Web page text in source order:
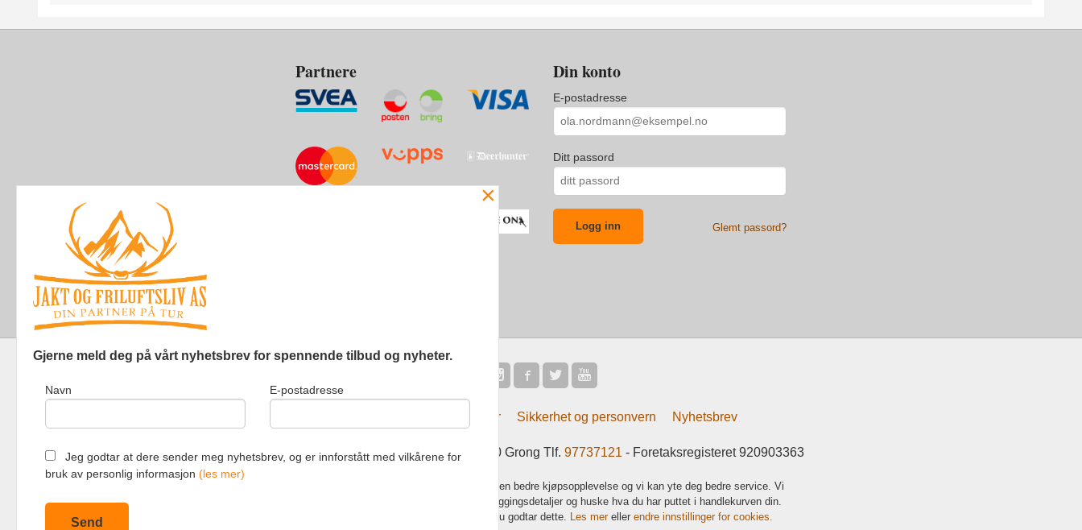
Partnere Din konto
E-postadresse
Ditt passord
Glemt passord?
Kjøpsbetingelser Sikkerhet og personvern Nyhetsbrev
Jakt og Friluftsliv AS Eliasmoen 4 7870 Grong Tlf. 97737121 - Foretaksregisteret 920903363
Vår nettbutikk bruker cookies slik at du får en bedre kjøpsopplevelse og vi kan yte deg bedre service. Vi
bruker cookies hovedsaklig til å lagre innloggingsdetaljer og huske hva du har puttet i handlekurven din.
Fortsett å bruke siden som normalt om du godtar dette. Les mer eller endre innstillinger for cookies.
×
Gjerne meld deg på vårt nyhetsbrev for spennende tilbud og nyheter.
Navn E-postadresse
Jeg godtar at dere sender meg nyhetsbrev, og er innforstått med vilkårene for
bruk av personlig informasjon (les mer)